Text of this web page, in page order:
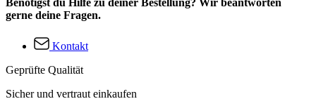
Benötigst du Hilfe zu deiner Bestellung? Wir beantworten
gerne deine Fragen.
Kontakt
Geprüfte Qualität
Sicher und vertraut einkaufen